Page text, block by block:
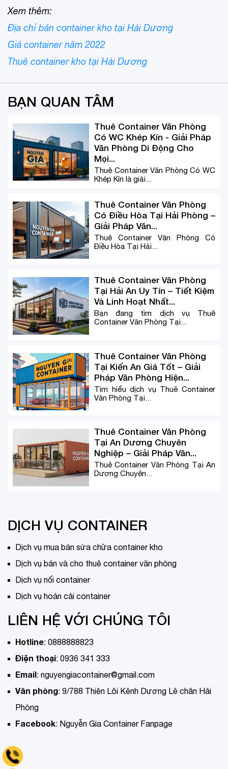
Xem thêm:
Địa chỉ bán container kho tại Hải Dương
Giá container năm 2022
Thuê container kho tại Hải Dương
BẠN QUAN TÂM
Thuê Container Văn Phòng
Có WC Khép Kín - Giải Pháp
Văn Phòng Di Động Cho
Mọi...
Thuê Container Văn Phòng Có WC
Khép Kín là giải...
Thuê Container Văn Phòng
Có Điều Hòa Tại Hải Phòng –
Giải Pháp Văn...
Thuê Container Văn Phòng Có
Điều Hòa Tại Hải...
Thuê Container Văn Phòng
Tại Hải An Uy Tín – Tiết Kiệm
Và Linh Hoạt Nhất...
Bạn đang tìm dịch vụ Thuê
Container Văn Phòng Tại...
Thuê Container Văn Phòng
Tại Kiến An Giá Tốt – Giải
Pháp Văn Phòng Hiện...
Tìm hiểu dịch vụ Thuê Container
Văn Phòng Tại...
Thuê Container Văn Phòng
Tại An Dương Chuyên
Nghiệp – Giải Pháp Văn...
Thuê Container Văn Phòng Tại An
Dương Chuyên...
DỊCH VỤ CONTAINER
Dịch vụ mua bán sửa chữa container kho
Dịch vụ bán và cho thuê container văn phòng
Dịch vụ nối container
Dịch vụ hoán cải container
LIÊN HỆ VỚI CHÚNG TÔI
Hotline: 0888888823
Điện thoại: 0936 341 333
Email: nguyengiacontainer@gmail.com
Văn phòng: 9/788 Thiên Lôi Kênh Dương Lê chân Hải
Phòng
Facebook: Nguyễn Gia Container Fanpage
Tell 0936 341 333